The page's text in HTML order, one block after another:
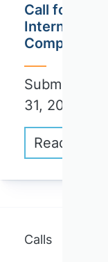
Call for
Submission
31, 2026
Read more
Calls